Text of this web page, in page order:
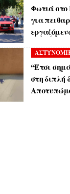
Φωτιά στο
για
“Έτσι
στη διπλή